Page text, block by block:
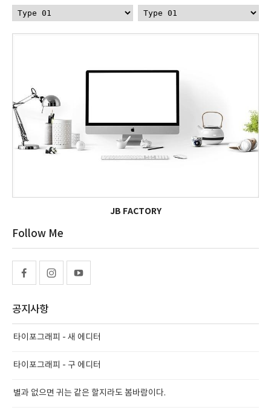
JB FACTORY
Follow Me
공지사항
타이포그래피 - 새 에디터
타이포그래피 - 구 에디터
별과 없으면 귀는 같은 할지라도 봄바람이다.